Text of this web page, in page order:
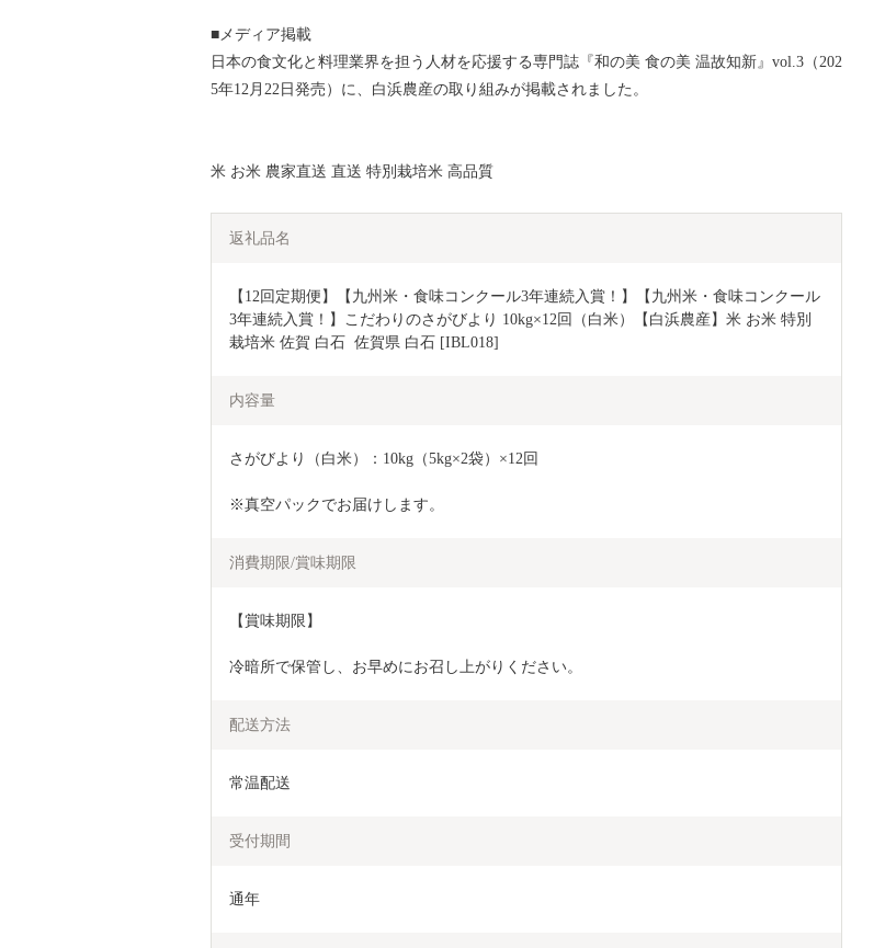
■メディア掲載
日本の食文化と料理業界を担う人材を応援する専門誌『和の美 食の美 温故知新』vol.3（202
5年12月22日発売）に、白浜農産の取り組みが掲載されました。
米 お米 農家直送 直送 特別栽培米 高品質
返礼品名
【12回定期便】【九州米・食味コンクール3年連続入賞！】【九州米・食味コンクール
3年連続入賞！】こだわりのさがびより 10kg×12回（白米）【白浜農産】米 お米 特別
栽培米 佐賀 白石  佐賀県 白石 [IBL018]
内容量
さがびより（白米）：10kg（5kg×2袋）×12回
※真空パックでお届けします。
消費期限/賞味期限
【賞味期限】
冷暗所で保管し、お早めにお召し上がりください。
配送方法
常温配送
受付期間
通年